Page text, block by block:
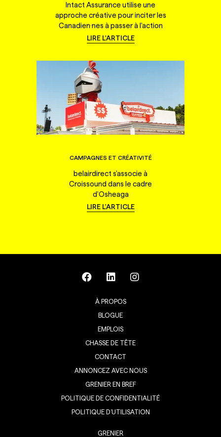
Intact Assurance utilise une
approche créative pour inciter les
Canadien·nes à passer à l'action
LIRE L'ARTICLE
CAMPAGNES ET CRÉATIVITÉ
belairdirect s'associe à
Croissound dans le cadre
d'Osheaga
LIRE L'ARTICLE
À PROPOS
BLOGUE
EMPLOIS
CHASSE DE TÊTE
CONTACT
ANNONCEZ AVEC NOUS
GRENIER EN BREF
POLITIQUE DE CONFIDENTIALITÉ
POLITIQUE D’UTILISATION
GRENIER